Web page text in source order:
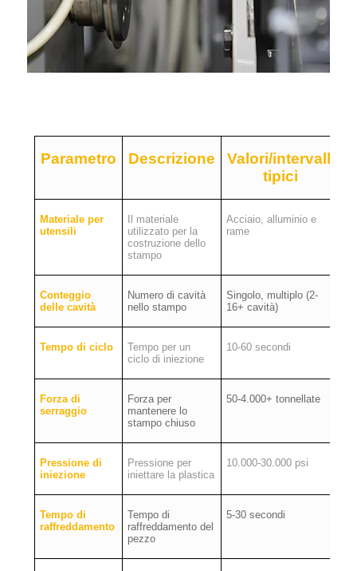
Parametro Descrizione
Valori/intervalli
tipici
Materiale per
utensili
Il materiale
utilizzato per la
costruzione dello
stampo
Acciaio, alluminio e
rame
Conteggio
delle cavità
Numero di cavità
nello stampo
Singolo, multiplo (2-
16+ cavità)
Tempo di ciclo
Tempo per un
ciclo di iniezione
10-60 secondi
Forza di
serraggio
Forza per
mantenere lo
stampo chiuso
50-4.000+ tonnellate
Pressione di
iniezione
Pressione per
iniettare la plastica
10.000-30.000 psi
Tempo di
raffreddamento
Tempo di
raffreddamento del
pezzo
5-30 secondi